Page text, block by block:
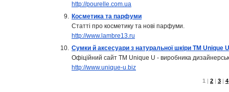
http://pourelle.com.ua
9. Косметика та парфуми
Статті про косметику та нові парфуми.
http://www.lambre13.ru
10. Сумки й аксесуари з натуральної шкіри ТМ Unіque U
Офіційний сайт ТМ Unіque U - виробника
http://www.unique-u.biz
1 | 2 | 3 | 4